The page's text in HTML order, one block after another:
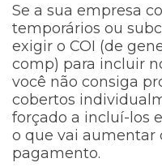
Se a sua empresa
temporários ou
exigir o COI (de
comp) para incluir
você não consiga
cobertos
forçado a incluí-los
o que vai aumentar
pagamento.